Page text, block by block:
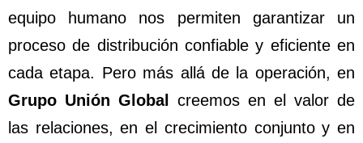
equipo humano nos permiten garantizar un
proceso de distribución confiable y eficiente en
cada etapa. Pero más allá de la operación, en
Grupo Unión Global
creemos en el valor de
las relaciones, en el crecimiento conjunto y en